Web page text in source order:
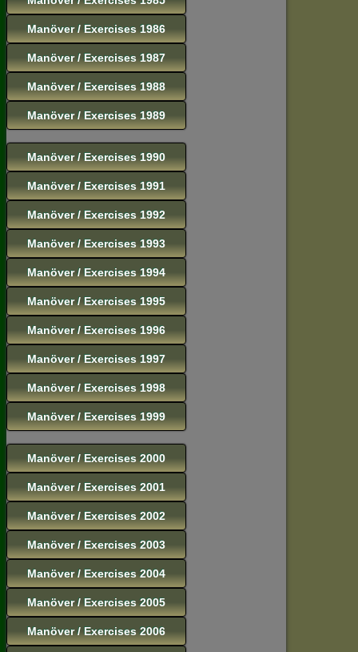
Manöver / Exercises 1986
Manöver / Exercises 1987
Manöver / Exercises 1988
Manöver / Exercises 1989
Manöver / Exercises 1990
Manöver / Exercises 1991
Manöver / Exercises 1992
Manöver / Exercises 1993
Manöver / Exercises 1994
Manöver / Exercises 1995
Manöver / Exercises 1996
Manöver / Exercises 1997
Manöver / Exercises 1998
Manöver / Exercises 1999
Manöver / Exercises 2000
Manöver / Exercises 2001
Manöver / Exercises 2002
Manöver / Exercises 2003
Manöver / Exercises 2004
Manöver / Exercises 2005
Manöver / Exercises 2006